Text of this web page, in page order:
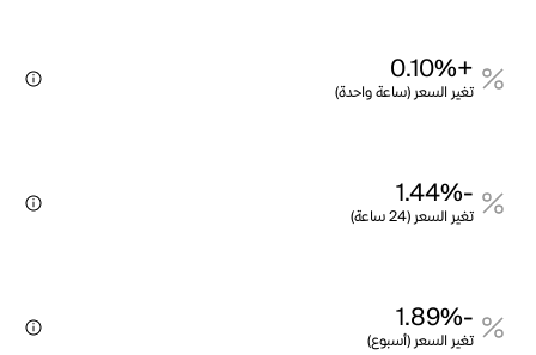
+0.10%
تغير السعر (ساعة واحدة)
-1.44%
تغير السعر (24 ساعة)
-1.89%
تغير السعر (أسبوع)